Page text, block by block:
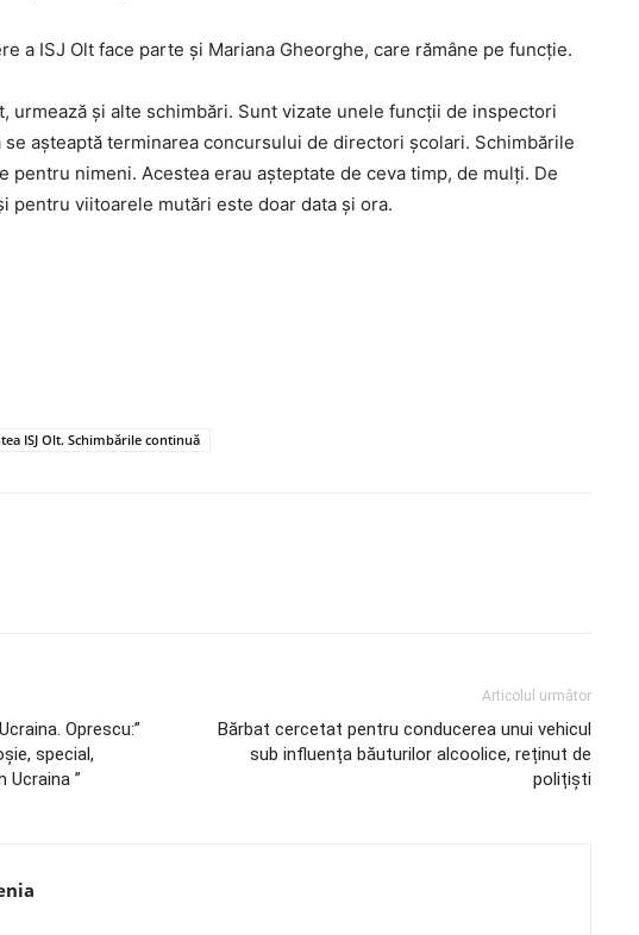
a ISJ Olt face parte și Mariana Gheorghe, care rămâne pe funcție.
urmează și alte schimbări. Sunt vizate unele funcții de inspectori
se așteaptă terminarea concursului de directori școlari. Schimbările
pentru nimeni. Acestea erau așteptate de ceva timp, de mulți. De
pentru viitoarele mutări este doar data și ora.
ISJ Olt. Schimbările continuă
Oprescu:”
special,
Ucraina ”
Articolul următor
Bărbat cercetat pentru conducerea unui vehicul
sub influența băuturilor alcoolice, reținut de
polițiști